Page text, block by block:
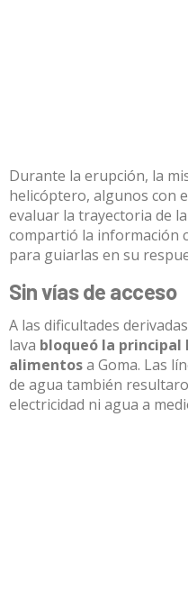
Durante la erupción, la
helicóptero, algunos con
evaluar la trayectoria de
compartió la información
para guiarlas en su
Sin vías de acceso
A las dificultades
lava bloqueó la principal
alimentosa Goma. Las
de agua también
electricidad ni agua a